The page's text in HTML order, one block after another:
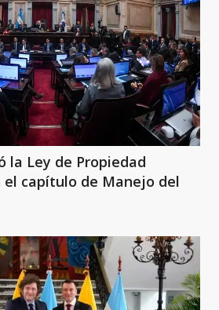
la Ley de Propiedad
el capítulo de Manejo del